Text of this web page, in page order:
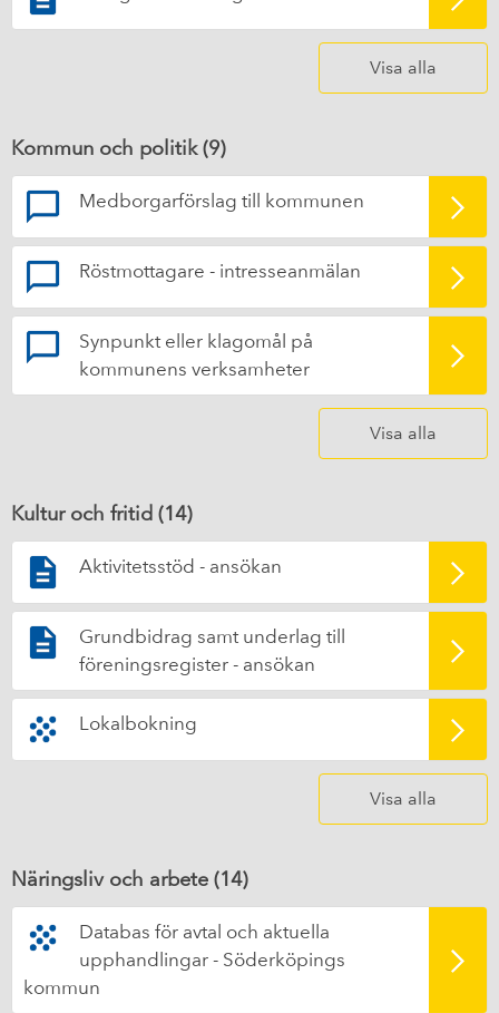
Visa alla
Kommun och politik (9)
Medborgarförslag till kommunen
Röstmottagare - intresseanmälan
Synpunkt eller klagomål på
kommunens verksamheter
Visa alla
Kultur och fritid (14)
Aktivitetsstöd - ansökan
Grundbidrag samt underlag till
föreningsregister - ansökan
Lokalbokning
Visa alla
Näringsliv och arbete (14)
Databas för avtal och aktuella
upphandlingar - Söderköpings
kommun